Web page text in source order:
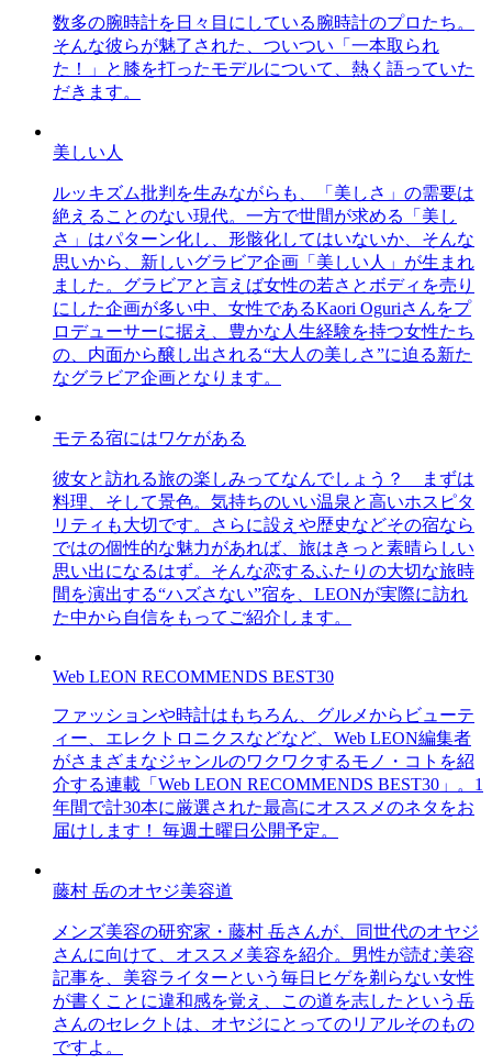
数多の腕時計を日々目にしている腕時計のプロたち。
そんな彼らが魅了された、ついつい「一本取られ
た！」と膝を打ったモデルについて、熱く語っていた
だきます。
美しい人
ルッキズム批判を生みながらも、「美しさ」の需要は
絶えることのない現代。一方で世間が求める「美し
さ」はパターン化し、形骸化してはいないか、そんな
思いから、新しいグラビア企画「美しい人」が生まれ
ました。グラビアと言えば女性の若さとボディを売り
にした企画が多い中、女性であるKaori Oguriさんをプ
ロデューサーに据え、豊かな人生経験を持つ女性たち
の、内面から醸し出される“大人の美しさ”に迫る新た
なグラビア企画となります。
モテる宿にはワケがある
彼女と訪れる旅の楽しみってなんでしょう？ まずは
料理、そして景色。気持ちのいい温泉と高いホスピタ
リティも大切です。さらに設えや歴史などその宿なら
ではの個性的な魅力があれば、旅はきっと素晴らしい
思い出になるはず。そんな恋するふたりの大切な旅時
間を演出する“ハズさない”宿を、LEONが実際に訪れ
た中から自信をもってご紹介します。
Web LEON RECOMMENDS BEST30
ファッションや時計はもちろん、グルメからビューテ
ィー、エレクトロニクスなどなど、Web LEON編集者
がさまざまなジャンルのワクワクするモノ・コトを紹
介する連載「Web LEON RECOMMENDS BEST30」。1
年間で計30本に厳選された最高にオススメのネタをお
届けします！ 毎週土曜日公開予定。
藤村 岳のオヤジ美容道
メンズ美容の研究家・藤村 岳さんが、同世代のオヤジ
さんに向けて、オススメ美容を紹介。男性が読む美容
記事を、美容ライターという毎日ヒゲを剃らない女性
が書くことに違和感を覚え、この道を志したという岳
さんのセレクトは、オヤジにとってのリアルそのもの
ですよ。